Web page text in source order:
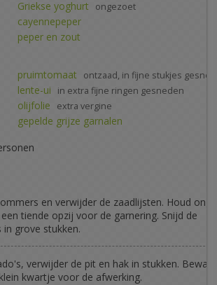
Griekse yoghurt ongezoet
cayennepeper
peper en zout
pruimtomaat ontzaad, in fijne stukjes
lente-ui in extra fijne ringen gesneden
olijfolie extra vergine
gepelde grijze garnalen
en verwijder de zaadlijsten. Houd
tiende opzij voor de garnering. Snijd de
grove stukken.
verwijder de pit en hak in stukken. Bewaar
kwartje voor de afwerking.